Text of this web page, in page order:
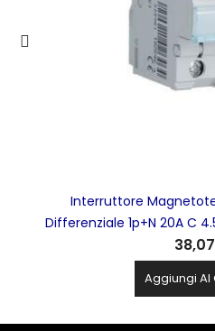
Interruttore
Differenziale 1p+N 20A C
-
Aggiungi Al